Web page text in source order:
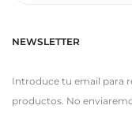
NEWSLETTER
Introduce tu email para
productos. No